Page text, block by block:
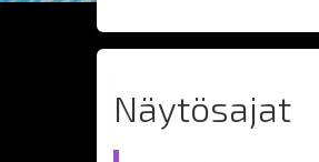
Näytösajat